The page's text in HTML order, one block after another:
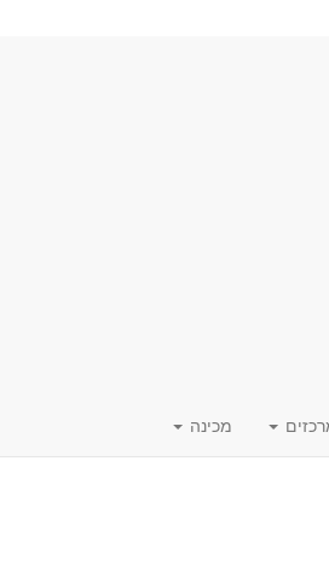
מכינה